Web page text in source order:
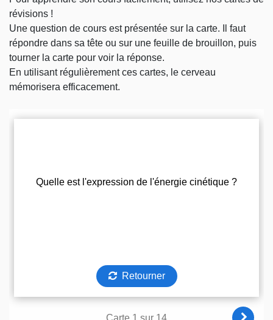
révisions !
Une question de cours est présentée sur la carte. Il faut
répondre dans sa tête ou sur une feuille de brouillon, puis
tourner la carte pour voir la réponse.
En utilisant régulièrement ces cartes, le cerveau
mémorisera efficacement.
Questions